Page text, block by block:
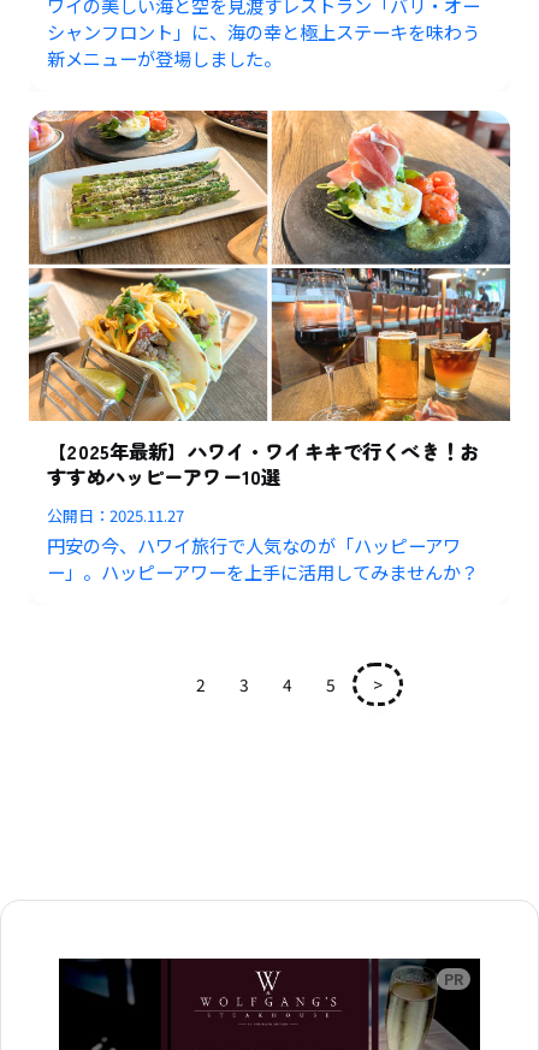
シャンフロント」に、海の幸と極上ステーキを味わう
新メニューが登場しました。
【2025年最新】ハワイ・ワイキキで行くべき！お
すすめハッピーアワー10選
公開日：2025.11.27
円安の今、ハワイ旅行で人気なのが「ハッピーアワ
ー」。ハッピーアワーを上手に活用してみませんか？
2 3 4 5 >
広告